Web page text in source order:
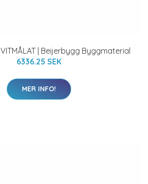
VITMÅLAT | Beijerbygg Byggmaterial
6336.25 SEK
MER INFO!